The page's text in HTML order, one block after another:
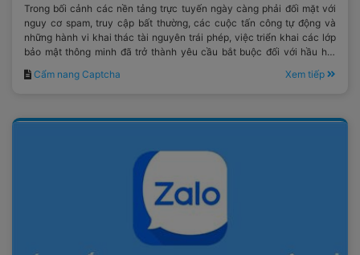
Trong bối cảnh các nền tảng trực tuyến ngày càng phải đối mặt với
nguy cơ spam, truy cập bất thường, các cuộc tấn công tự động và
những hành vi khai thác tài nguyên trái phép, việc triển khai các lớp
bảo mật thông minh đã trở thành yêu cầu bắt buộc đối với hầu hết
Cẩm nang Captcha Xem tiếp